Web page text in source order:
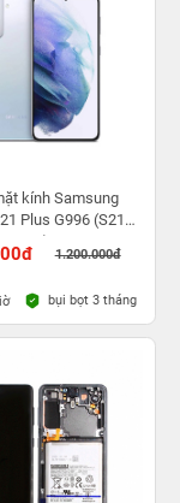
kính Samsung
Plus G996 (S21+
5G)
1.200.000đ
bụi bọt 3 tháng